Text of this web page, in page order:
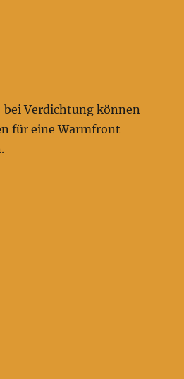
Verdichtung können
für eine Warmfront